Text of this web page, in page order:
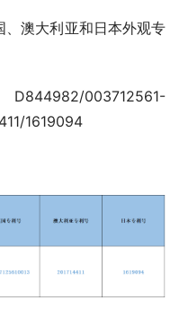
澳大利亚和日本外观专
003712561-
1619094